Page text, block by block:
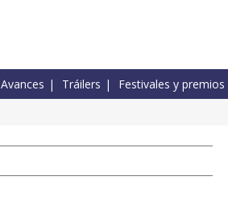
Avances Tráilers Festivales y premios